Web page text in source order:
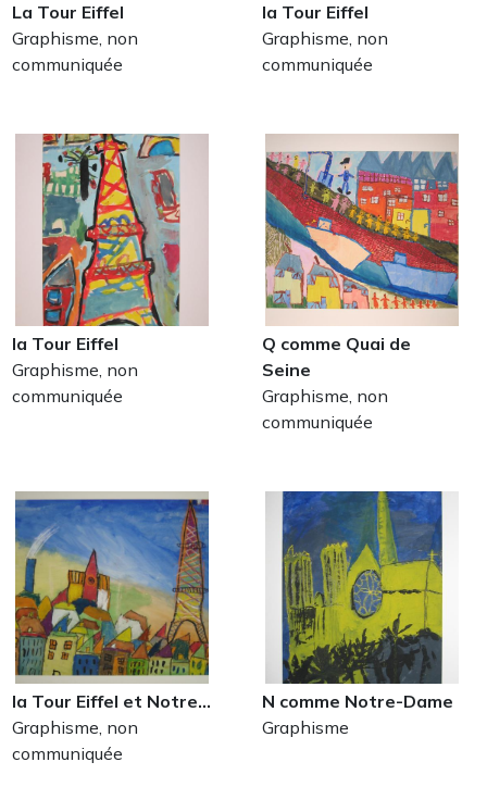
La Tour Eiffel
Graphisme, non
communiquée
la Tour Eiffel
Graphisme, non
communiquée
la Tour Eiffel
Graphisme, non
communiquée
Q comme Quai de
Seine
Graphisme, non
communiquée
la Tour Eiffel et Notre…
Graphisme, non
communiquée
N comme Notre-Dame
Graphisme